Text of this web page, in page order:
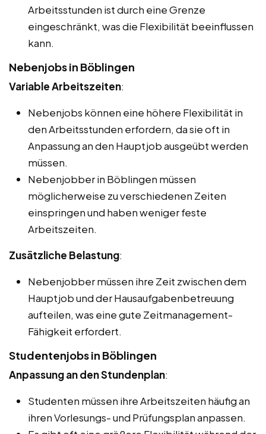
Arbeitsstunden ist durch eine Grenze
eingeschränkt, was die Flexibilität beeinflussen
kann.
Nebenjobs in Böblingen
Variable Arbeitszeiten:
Nebenjobs können eine höhere Flexibilität in
den Arbeitsstunden erfordern, da sie oft in
Anpassung an den Hauptjob ausgeübt werden
müssen.
Nebenjobber in Böblingen müssen
möglicherweise zu verschiedenen Zeiten
einspringen und haben weniger feste
Arbeitszeiten.
Zusätzliche Belastung:
Nebenjobber müssen ihre Zeit zwischen dem
Hauptjob und der Hausaufgabenbetreuung
aufteilen, was eine gute Zeitmanagement-
Fähigkeit erfordert.
Studentenjobs in Böblingen
Anpassung an den Stundenplan:
Studenten müssen ihre Arbeitszeiten häufig an
ihren Vorlesungs- und Prüfungsplan anpassen.